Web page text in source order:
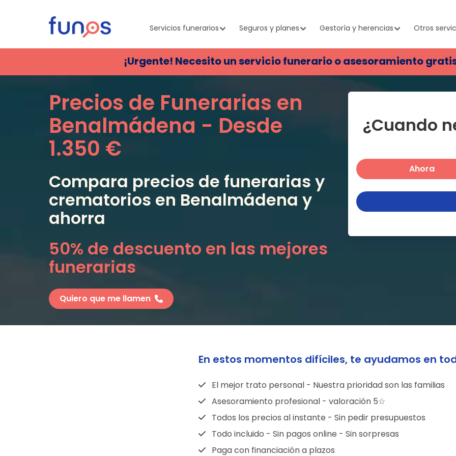
Servicios funerarios Seguros y planes Gestoría y herencias Otros
¡Urgente! Necesito un servicio funerario o asesoramiento
Precios de Funerarias en
Benalmádena - Desde
1.350 €
Compara precios de funerarias y
crematorios en Benalmádena y
ahorra
50% de descuento en las mejores
funerarias
Quiero que me llamen
¿Cuando
Ahora
En estos momentos difíciles, te ayudamos en
El mejor trato personal - Nuestra prioridad son las familias
Asesoramiento profesional - valoración 5☆
Todos los precios al instante - Sin pedir presupuestos
Todo incluido - Sin pagos online - Sin sorpresas
Paga con financiación a plazos